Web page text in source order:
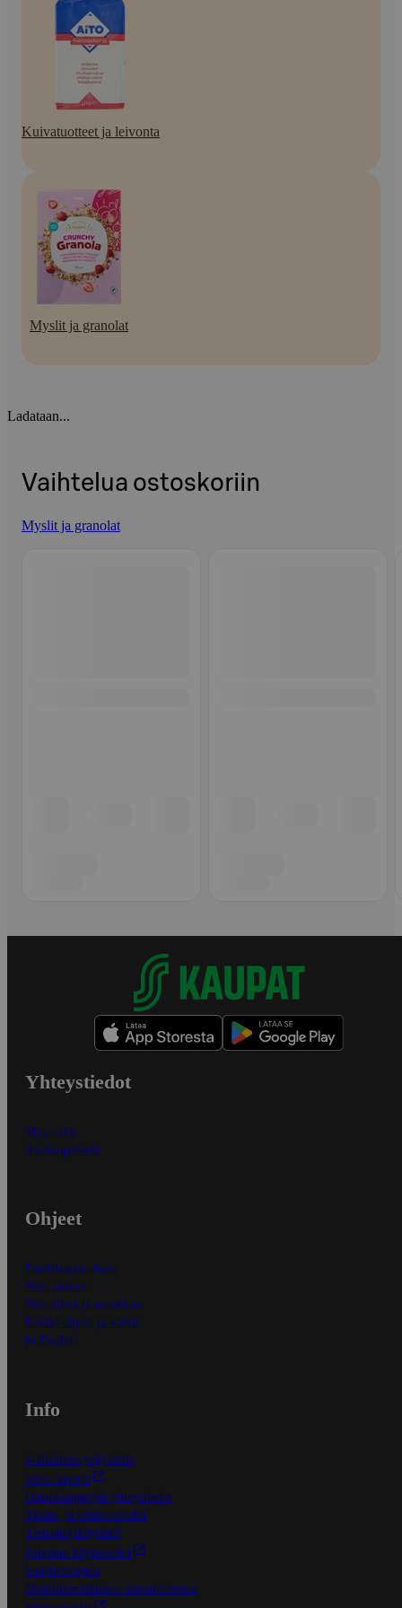
Kuivatuotteet ja leivonta
Myslit ja granolat
Ladataan...
Vaihtelua ostoskoriin
Myslit ja granolat
Yhteystiedot
Myymälät
Asiakaspalvelu
Ohjeet
Ensitilaajan ohjeet
Näin maksat
Näin tilaat ja muokkaat
Kaikki ohjeet ja vinkit
In English
Info
S-Business yrityksille
Oiva-raportit
Osuuskauppojen yhteystiedot
Tilaus- ja toimitusehdot
Tietosuojakäytäntö
Palvelun käyttöehdot
Saavutettavuus
Mobiilisovelluksen saavutettavuus